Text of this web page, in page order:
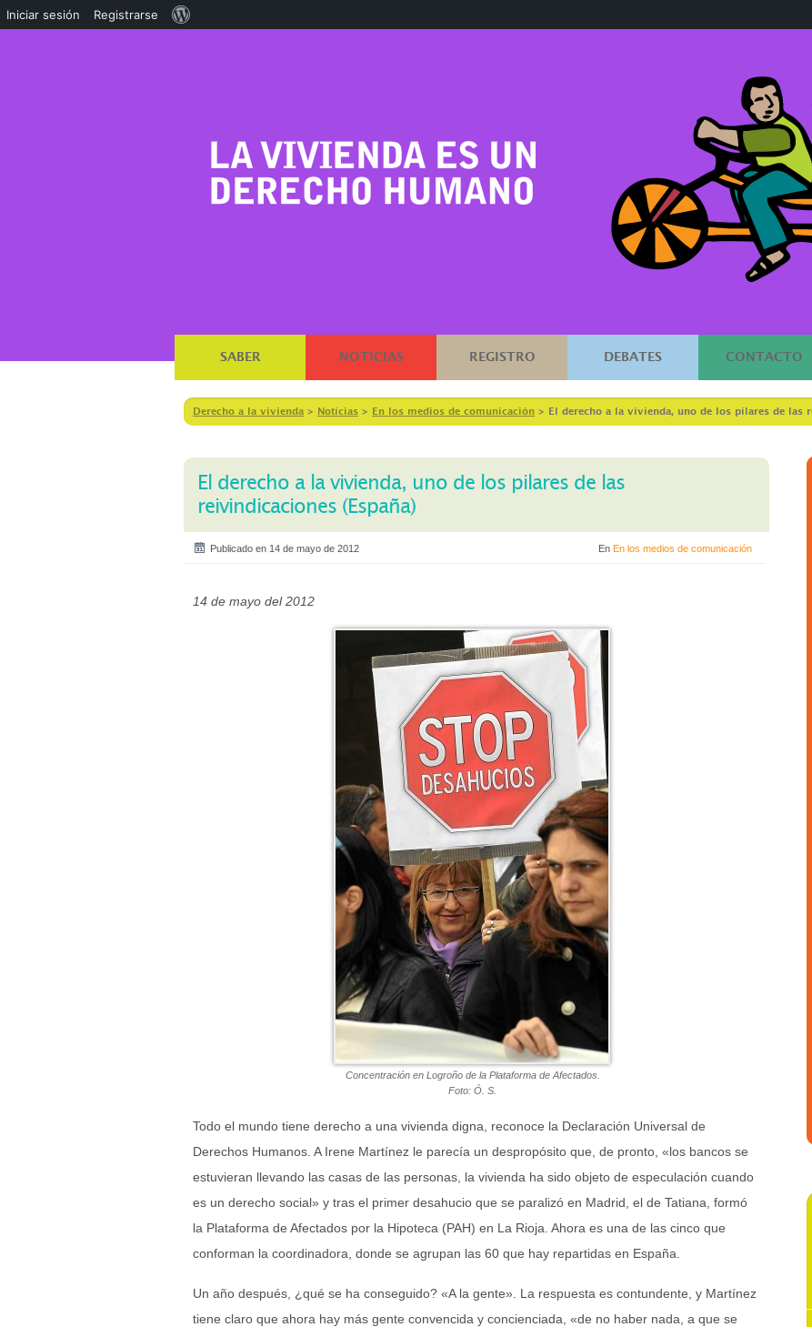
SABER NOTICIAS REGISTRO DEBATES CONTACTO
Derecho a la vivienda > Notícias > En los medios de comunicación > El derecho a la vivienda, uno de los pilares de las
El derecho a la vivienda, uno de los pilares de las
reivindicaciones (España)
Publicado en 14 de mayo de 2012 En En los medios de comunicación
14 de mayo del 2012
Concentración en Logroño de la Plataforma de Afectados.
Foto: Ó. S.
Todo el mundo tiene derecho a una vivienda digna, reconoce la Declaración Universal de
Derechos Humanos. A Irene Martínez le parecía un despropósito que, de pronto, «los bancos se
estuvieran llevando las casas de las personas, la vivienda ha sido objeto de especulación cuando
es un derecho social» y tras el primer desahucio que se paralizó en Madrid, el de Tatiana, formó
la Plataforma de Afectados por la Hipoteca (PAH) en La Rioja. Ahora es una de las cinco que
conforman la coordinadora, donde se agrupan las 60 que hay repartidas en España.
Un año después, ¿qué se ha conseguido? «A la gente». La respuesta es contundente, y Martínez
tiene claro que ahora hay más gente convencida y concienciada, «de no haber nada, a que se
Iniciar sesión Registrarse